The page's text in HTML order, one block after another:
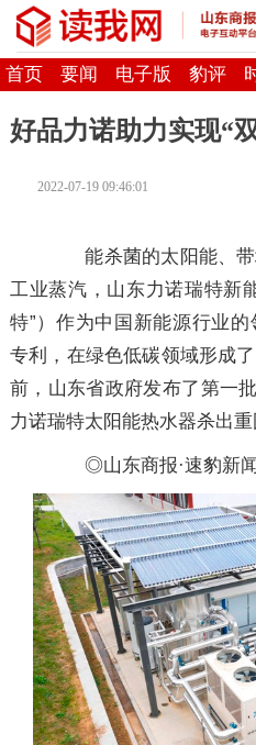
首页 要闻 电子版 豹评
好品力诺助力实现“
2022-07-19 09:46:01
能杀菌的太阳能、带
工业蒸汽，山东力诺瑞特新
特”）作为中国新能源行业
专利，在绿色低碳领域形成
前，山东省政府发布了第一
力诺瑞特太阳能热水器杀出重
◎山东商报·速豹新闻